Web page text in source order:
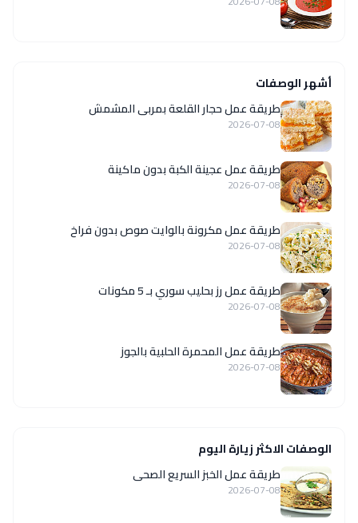
أشهر الوصفات
طريقة عمل حجار القلعة بمربى المشمش
2026-07-08
طريقة عمل عجينة الكبة بدون ماكينة
2026-07-08
طريقة عمل مكرونة بالوايت صوص بدون فراخ
2026-07-08
طريقة عمل رز بحليب سوري بـ 5 مكونات
2026-07-08
طريقة عمل المحمرة الحلبية بالجوز
2026-07-08
الوصفات الاكثر زيارة اليوم
طريقة عمل الخبز السريع الصحى
2026-07-08